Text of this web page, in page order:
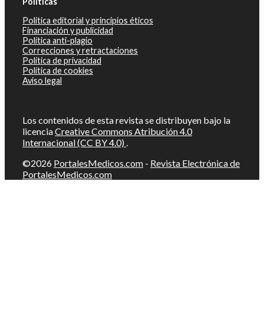
Política editorial y principios éticos
Financiación y publicidad
Política anti-plagio
Correcciones y retractaciones
Política de privacidad
Política de cookies
Aviso legal
Los contenidos de esta revista se distribuyen bajo la
licenciaCreative Commons Atribución 4.0
Internacional (CC BY 4.0) .
©2026 PortalesMedicos.com - Revista Electrónica de
PortalesMedicos.com